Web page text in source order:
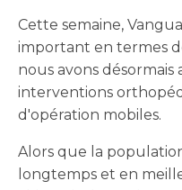
Cette semaine,
important en termes
nous avons
interventions
d'opération mobiles.
Alors que la
longtemps et en